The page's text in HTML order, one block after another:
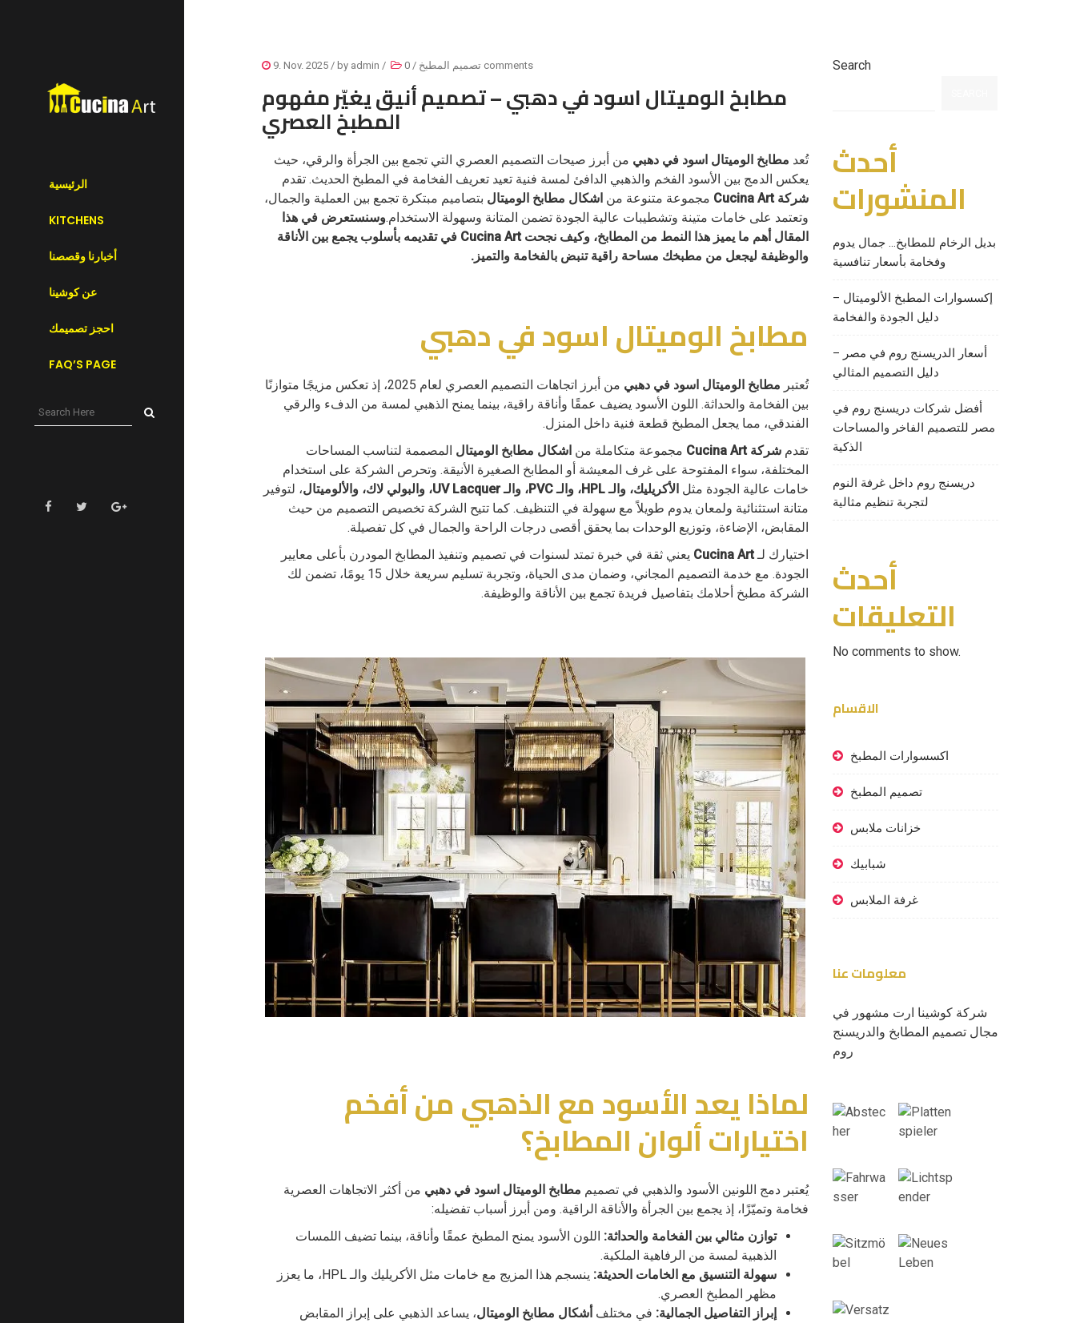
الرئيسية
KITCHENS
أخبارنا وقصصنا
عن كوشينا
احجز تصميمك
FAQ’S PAGE
9. Nov. 2025 / by admin / تصميم المطبخ / 0 comments
مطابخ الوميتال اسود في دهبي – تصميم أنيق يغيّر مفهوم
المطبخ العصري
تُعد مطابخ الوميتال اسود في دهبي من أبرز صيحات التصميم العصري التي تجمع بين الجرأة والرقي، حيث
يعكس الدمج بين الأسود الفخم والذهبي الدافئ لمسة فنية تعيد تعريف الفخامة في المطبخ الحديث. تقدم
شركة Cucina Art
مجموعة متنوعة من اشكال مطابخ الوميتال بتصاميم مبتكرة تجمع بين العملية والجمال،
وتعتمد على خامات متينة وتشطيبات عالية الجودة تضمن المتانة وسهولة الاستخدام.وسنستعرض في هذا
المقال أهم ما يميز هذا النمط من المطابخ، وكيف نجحت Cucina Art في تقديمه بأسلوب يجمع بين الأناقة
والوظيفة ليجعل من مطبخك مساحة راقية تنبض بالفخامة والتميز.
مطابخ الوميتال اسود في دهبي
تُعتبر مطابخ الوميتال اسود في دهبي
من أبرز اتجاهات التصميم العصري لعام 2025، إذ تعكس مزيجًا متوازنًا
بين الفخامة والحداثة. اللون الأسود يضيف عمقًا وأناقة راقية، بينما يمنح الذهبي لمسة من الدفء والرقي
الفندقي، مما يجعل المطبخ قطعة فنية داخل المنزل.
تقدمشركة Cucina Art مجموعة متكاملة من اشكال مطابخ الوميتال المصممة لتناسب المساحات
المختلفة، سواء المفتوحة على غرف المعيشة أو المطابخ الصغيرة الأنيقة. وتحرص الشركة على استخدام
خامات عالية الجودة مثل الأكريليك، والـ HPL، والـ PVC، والـ UV Lacquer، والبولي لاك، والألوميتال
، لتوفير
متانة استثنائية ولمعان يدوم طويلاً مع سهولة في التنظيف. كما تتيح الشركة تخصيص التصميم من حيث
المقابض، الإضاءة، وتوزيع الوحدات بما يحقق أقصى درجات الراحة والجمال في كل تفصيلة.
اختيارك لـCucina Art يعني ثقة في خبرة تمتد لسنوات في تصميم وتنفيذ المطابخ المودرن بأعلى معايير
الجودة. مع خدمة التصميم المجاني، وضمان مدى الحياة، وتجربة تسليم سريعة خلال 15 يومًا، تضمن لك
الشركة مطبخ أحلامك بتفاصيل فريدة تجمع بين الأناقة والوظيفة.
لماذا يعد الأسود مع الذهبي من أفخم
اختيارات ألوان المطابخ؟
يُعتبر دمج اللونين الأسود والذهبي في تصميم مطابخ الوميتال اسود في دهبي من أكثر الاتجاهات العصرية
فخامة وتميّزًا، إذ يجمع بين الجرأة والأناقة الراقية. ومن أبرز أسباب تفضيله:
توازن مثالي بين الفخامة والحداثة: اللون الأسود يمنح المطبخ عمقًا وأناقة، بينما تضيف اللمسات
الذهبية لمسة من الرفاهية الملكية.
سهولة التنسيق مع الخامات الحديثة:
ينسجم هذا المزيج مع خامات مثل الأكريليك والـ HPL، ما يعزز
مظهر المطبخ العصري.
إبراز التفاصيل الجمالية: في مختلف أشكال مطابخ الوميتال، يساعد الذهبي على إبراز المقابض
Search
أحدث
المنشورات
بديل الرخام للمطابخ… جمال يدوم
وفخامة بأسعار تنافسية
إكسسوارات المطبخ الألوميتال –
دليل الجودة والفخامة
أسعار الدريسنج روم في مصر –
دليل التصميم المثالي
أفضل شركات دريسنج روم في
مصر للتصميم الفاخر والمساحات
الذكية
دريسنج روم داخل غرفة النوم
لتجربة تنظيم مثالية
أحدث
التعليقات
No comments to show.
الاقسام
اكسسوارات المطبخ
تصميم المطبخ
خزانات ملابس
شبابيك
غرفة الملابس
معلومات عنا
شركة كوشينا ارت مشهور في
مجال تصميم المطابخ والدريسنج
روم